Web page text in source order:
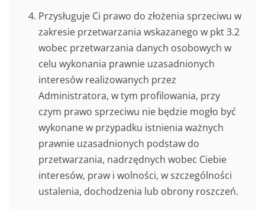
Przysługuje Ci prawo do złożenia sprzeciwu w
zakresie przetwarzania wskazanego w pkt 3.2
wobec przetwarzania danych osobowych w
celu wykonania prawnie uzasadnionych
interesów realizowanych przez
Administratora, w tym profilowania, przy
czym prawo sprzeciwu nie będzie mogło być
wykonane w przypadku istnienia ważnych
prawnie uzasadnionych podstaw do
przetwarzania, nadrzędnych wobec Ciebie
interesów, praw i wolności, w szczególności
ustalenia, dochodzenia lub obrony roszczeń.